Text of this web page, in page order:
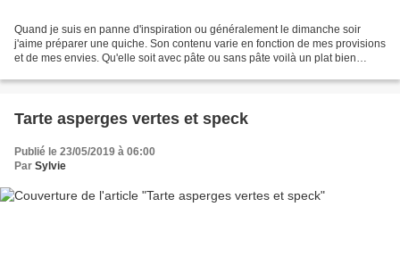
Quand je suis en panne d'inspiration ou généralement le dimanche soir
j'aime préparer une quiche. Son contenu varie en fonction de mes provisions
et de mes envies. Qu'elle soit avec pâte ou sans pâte voilà un plat bien
Tarte asperges vertes et speck
Publié le 23/05/2019 à 06:00
Par Sylvie